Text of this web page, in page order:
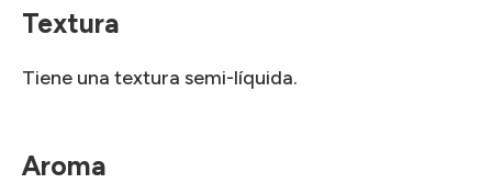
Textura
Tiene una textura semi-líquida.
Aroma